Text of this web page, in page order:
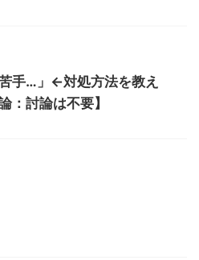
苦手…」←対処方法を教え
：討論は不要】